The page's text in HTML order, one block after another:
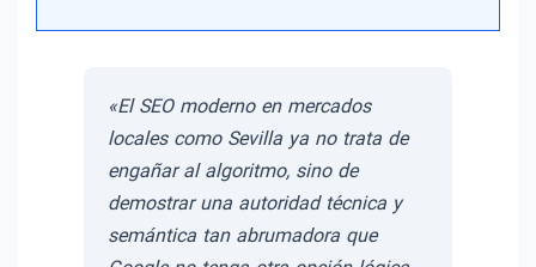
«El SEO moderno en mercados
locales como Sevilla ya no trata de
engañar al algoritmo, sino de
demostrar una autoridad técnica y
semántica tan abrumadora que